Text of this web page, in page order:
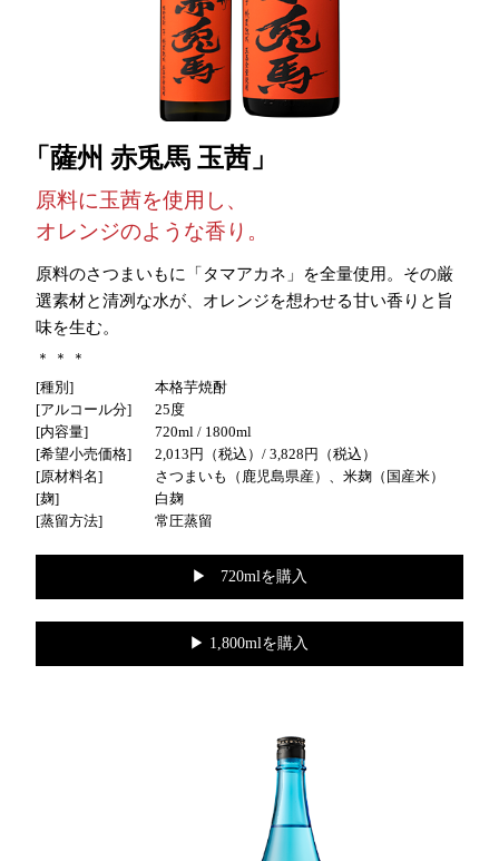
薩州 赤兎馬 玉茜
原料に玉茜を使用し、
オレンジのような香り。
原料のさつまいもに「タマアカネ」を全量使用。その厳
選素材と清冽な水が、オレンジを想わせる甘い香りと旨
味を生む。
種別
本格芋焼酎
アルコール分
25度
内容量
720ml / 1800ml
希望小売価格
2,013円（税込）/ 3,828円（税込）
原材料名
さつまいも（鹿児島県産）、米麹（国産米）
麹
白麹
蒸留方法
常圧蒸留
▶︎ 720mlを購入
▶︎ 1,800mlを購入